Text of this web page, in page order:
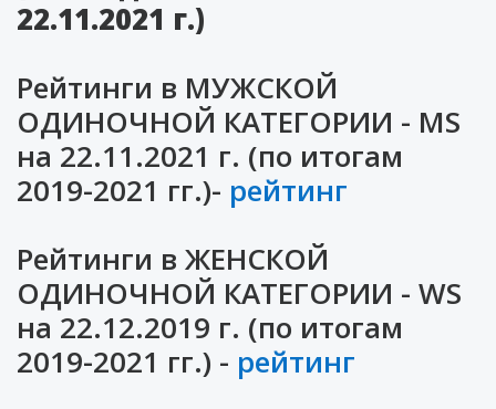
22.11.2021 г.)
Рейтинги в МУЖСКОЙ
ОДИНОЧНОЙ КАТЕГОРИИ - MS
на 22.11.2021 г. (по итогам
2019-2021 гг.)- рейтинг
Рейтинги в ЖЕНСКОЙ
ОДИНОЧНОЙ КАТЕГОРИИ - WS
на 22.12.2019 г. (по итогам
2019-2021 гг.) - рейтинг